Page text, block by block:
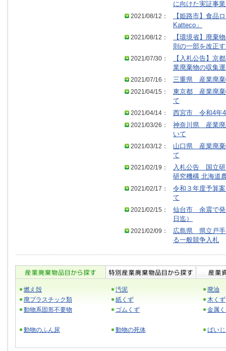
に向けた実証事
2021/08/12：
【姫路市】食品
Katteco」
2021/08/12：
【環境省】廃棄
則の一部を改正
2021/07/30：
【入札公告】京
業廃棄物の収集
2021/07/16：
三重県 産業廃棄
2021/04/15：
東京都 産業廃棄
て
2021/04/14：
西宮市 令和4年4
2021/03/26：
神奈川県 産業廃
いて
2021/03/12：
山口県 産業廃棄
て
2021/02/19：
入札公告 国立研
研究機構 北海道
2021/02/17：
令和３年度予算
て
2021/02/15：
仙台市 余震で発
日迄）
2021/02/09：
広島県 県立戸手
る一般競争入札
燃え殻 汚泥
廃油
廃プラスチック類
紙くず
木くず
動物系固形不要物
ゴムくず 金属
動物のふん尿 動物の死体 ばい